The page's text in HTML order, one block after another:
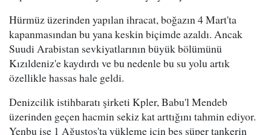
Hürmüz üzerinden yapılan ihracat, boğazın 4 Mart'ta
kapanmasından bu yana keskin biçimde azaldı. Ancak
Suudi Arabistan sevkiyatlarının büyük bölümünü
Kızıldeniz'e kaydırdı ve bu nedenle bu su yolu artık
özellikle hassas hale geldi.
Denizcilik istihbaratı şirketi Kpler, Babu'l Mendeb
üzerinden geçen hacmin sekiz kat arttığını tahmin ediyor.
Yenbu ise 1 Ağustos'ta yükleme için beş süper tankerin